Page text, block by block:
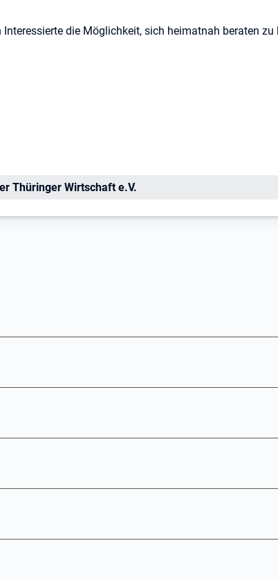
die Möglichkeit, sich heimatnah beraten zu
Tab
Thüringer Wirtschaft e.V.